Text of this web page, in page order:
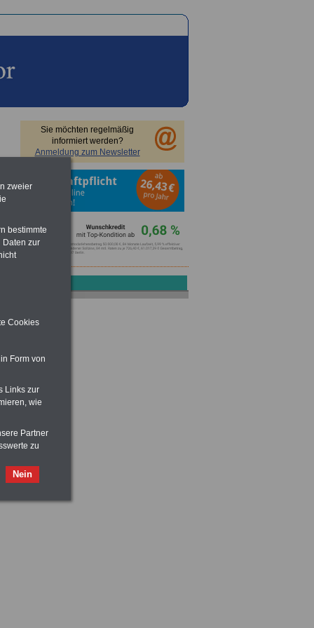
Sie möchten regelmäßig
informiert werden?
Anmeldung zum Newsletter
zweier
bestimmte
Daten zur
Cookies
Form von
Links zur
wie
Partner
zu
Nein